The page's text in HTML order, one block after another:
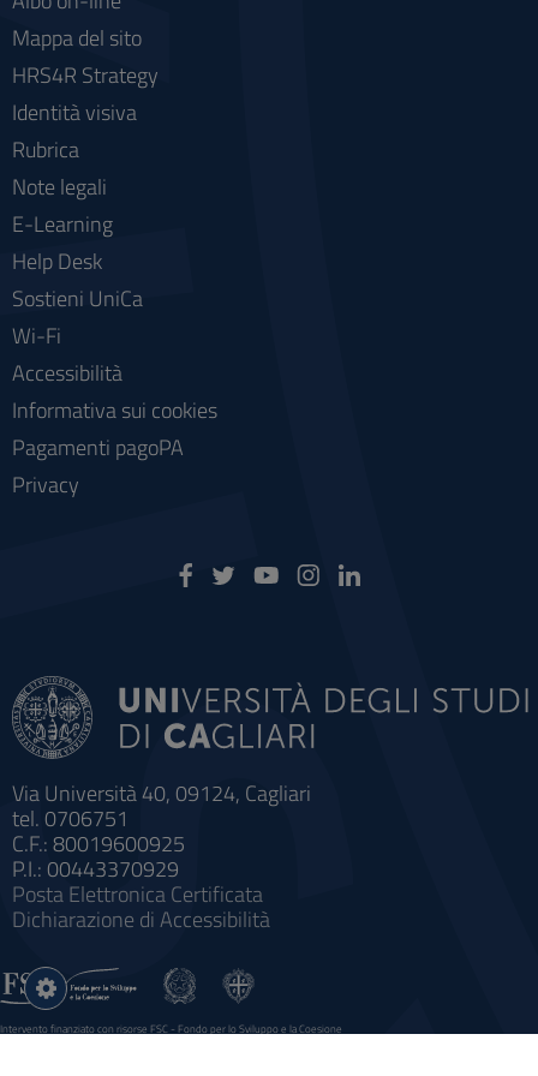
Via Università 40, 09124, Cagliari
tel. 0706751
C.F.: 80019600925
P.I.: 00443370929
Posta Elettronica Certificata
Dichiarazione di Accessibilità
Mappa del sito
HRS4R Strategy
Identità visiva
Rubrica
Note legali
E-Learning
Help Desk
Sostieni UniCa
Wi-Fi
Accessibilità
Informativa sui cookies
Pagamenti pagoPA
Privacy
Intervento finanziato con risorse FSC - Fondo per lo Sviluppo e la Coesione
Impostazioni
cookie